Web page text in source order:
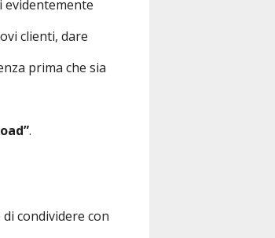
clienti, dare
prima che sia
.
condividere con